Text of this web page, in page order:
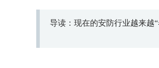
导读：现在的安防行业越来越“